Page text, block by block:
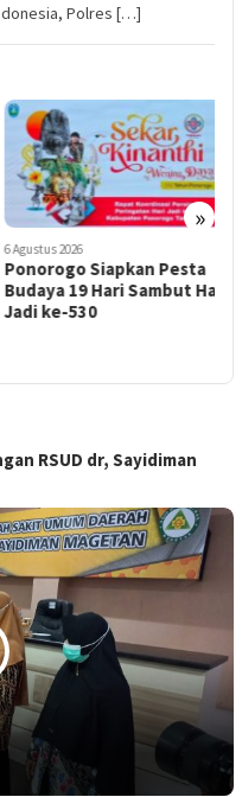
Polres […]
»
2026
Siapkan Pesta
19 Hari Sambut Hari
ke-530
RSUD dr, Sayidiman